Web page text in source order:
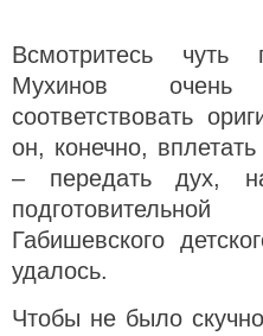
Всмотритесь чуть
Мухинов очень
соответствовать
он, конечно,
– передать дух,
Габишевского
удалось.
Чтобы не было